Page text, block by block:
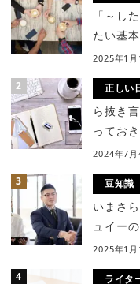
「～し
たい基
2025年1月
正しい
ら抜き
ってお
2024年7月
豆知識
いまさ
ュイー
2025年1月
ライタ